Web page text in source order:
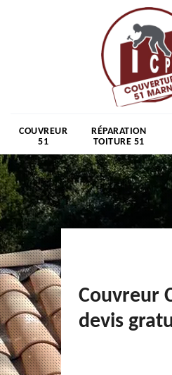
COUVREUR
51
RÉPARATION
TOITURE 51
Couvreur
devis